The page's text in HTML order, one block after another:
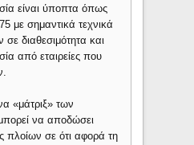
είναι ύποπτα όπως
με σημαντικά τεχνικά
διαθεσιμότητα και
από εταιρείες που
«μάτριξ» των
να αποδώσει
πλοίων σε ότι αφορά τη